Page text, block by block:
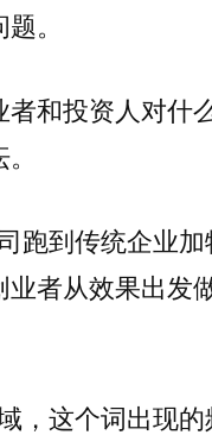
。
者和投资人对什
跑到传统企业加
业者从效果出发
，这个词出现的